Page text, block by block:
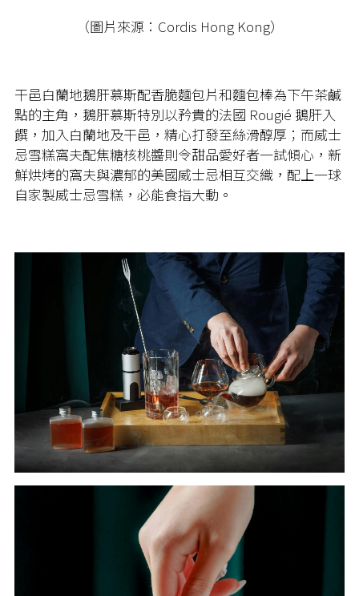
（圖片來源：Cordis Hong Kong）
干邑白蘭地鵝肝慕斯配香脆麵包片和麵包棒為下午茶鹹
點的主角，鵝肝慕斯特別以矜貴的法國 Rougié 鵝肝入
饌，加入白蘭地及干邑，精心打發至絲滑醇厚；而威士
忌雪糕窩夫配焦糖核桃醬則令甜品愛好者一試傾心，新
鮮烘烤的窩夫與濃郁的美國威士忌相互交織，配上一球
自家製威士忌雪糕，必能食指大動。